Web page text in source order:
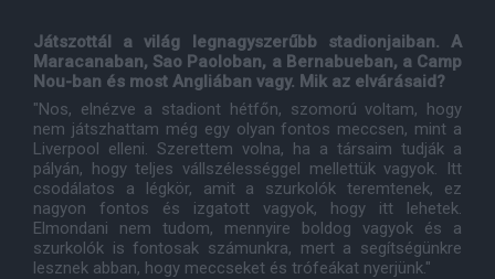
Játszottál a világ legnagyszerűbb stadionjaiban. A
Maracanaban, Sao Paoloban, a Bernabueban, a Camp
Nou-ban és most Angliában vagy. Mik az elvárásaid?
"Nos, elnézve a stadiont hétfőn, szomorú voltam, hogy
nem játszhattam még egy olyan fontos meccsen, mint a
Liverpool elleni. Szerettem volna, ha a társaim tudják a
pályán, hogy teljes vállszélességgel mellettük vagyok. Itt
csodálatos a légkör, amit a szurkolók teremtenek, ez
nagyon fontos és izgatott vagyok, hogy itt lehetek.
Elmondani nem tudom, mennyire boldog vagyok és a
szurkolók is fontosak számunkra, mert a segítségünkre
lesznek abban, hogy meccseket és trófeákat nyerjünk."